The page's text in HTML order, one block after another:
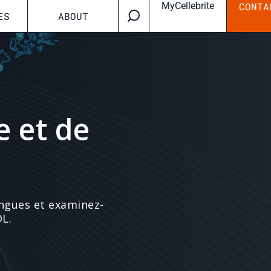
ABOUT
MyCellebrite
et de
et examinez-